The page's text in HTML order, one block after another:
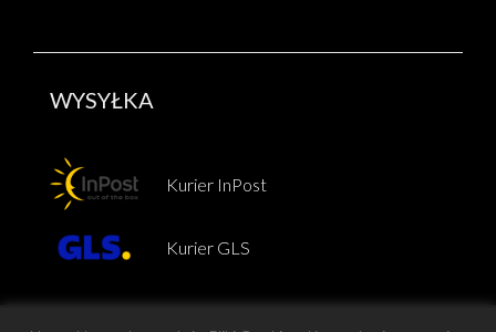
WYSYŁKA
Kurier InPost
Kurier GLS